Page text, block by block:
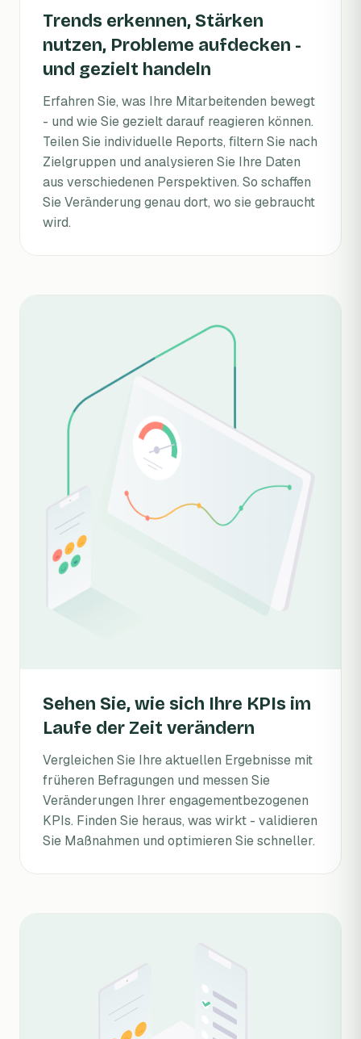
Trends erkennen, Stärken
nutzen, Probleme aufdecken -
und gezielt handeln
Erfahren Sie, was Ihre Mitarbeitenden bewegt
- und wie Sie gezielt darauf reagieren können.
Teilen Sie individuelle Reports, filtern Sie nach
Zielgruppen und analysieren Sie Ihre Daten
aus verschiedenen Perspektiven. So schaffen
Sie Veränderung genau dort, wo sie gebraucht
wird.
Sehen Sie, wie sich Ihre KPIs im
Laufe der Zeit verändern
Vergleichen Sie Ihre aktuellen Ergebnisse mit
früheren Befragungen und messen Sie
Veränderungen Ihrer engagementbezogenen
KPIs. Finden Sie heraus, was wirkt - validieren
Sie Maßnahmen und optimieren Sie schneller.